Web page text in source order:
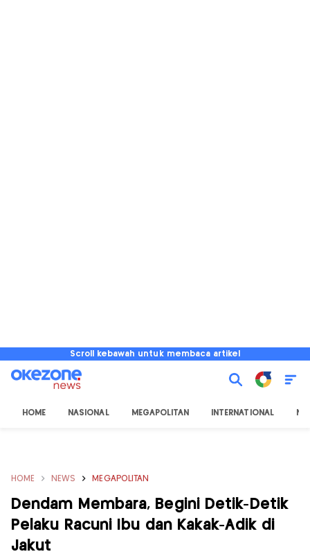
Scroll kebawah untuk membaca artikel
HOME NASIONAL MEGAPOLITAN INTERNATIONAL
HOME NEWS MEGAPOLITAN
Dendam Membara, Begini Detik-Detik
Pelaku Racuni Ibu dan Kakak-Adik di
Jakut